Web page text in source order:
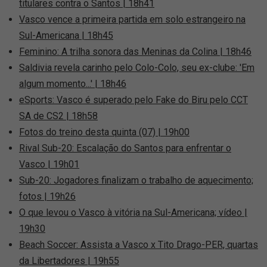
titulares contra o Santos | 18h41
Vasco vence a primeira partida em solo estrangeiro na
Sul-Americana | 18h45
Feminino: A trilha sonora das Meninas da Colina | 18h46
Saldivia revela carinho pelo Colo-Colo, seu ex-clube: 'Em
algum momento...' | 18h46
eSports: Vasco é superado pelo Fake do Biru pelo CCT
SA de CS2 | 18h58
Fotos do treino desta quinta (07) | 19h00
Rival Sub-20: Escalação do Santos para enfrentar o
Vasco | 19h01
Sub-20: Jogadores finalizam o trabalho de aquecimento;
fotos | 19h26
O que levou o Vasco à vitória na Sul-Americana; vídeo |
19h30
Beach Soccer: Assista a Vasco x Tito Drago-PER, quartas
da Libertadores | 19h55